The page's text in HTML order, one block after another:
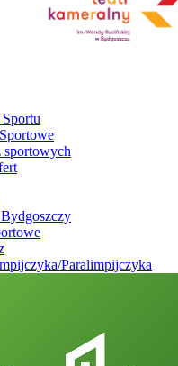
sportowych
Paralimpijczyka